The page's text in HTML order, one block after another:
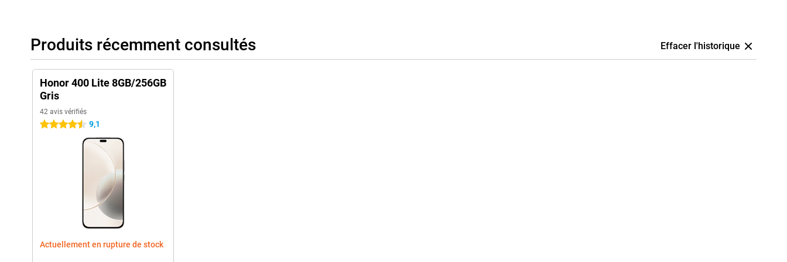
Produits récemment consultés Effacer l'historique
Honor 400 Lite 8GB/256GB
Gris
42 avis vérifiés
4.5 étoiles 9,1
Actuellement en rupture de stock